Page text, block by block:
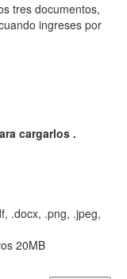
tres documentos,
ingreses por
cargarlos .
.docx, .png, .jpeg,
20MB